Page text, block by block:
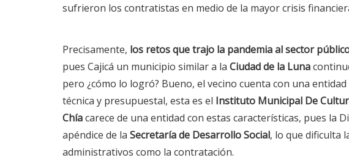
sufrieron los contratistas en medio de la mayor crisis
Precisamente, los retos que trajo la pandemia al sector
pues Cajicá un municipio similar a la Ciudad de la Luna
pero ¿cómo lo logró? Bueno, el vecino cuenta con una
técnica y presupuestal, esta es el Instituto Municipal De
Chíacarece de una entidad con estas características, pues la
apéndice de la Secretaría de Desarrollo Social, lo que dificulta
administrativos como la contratación.